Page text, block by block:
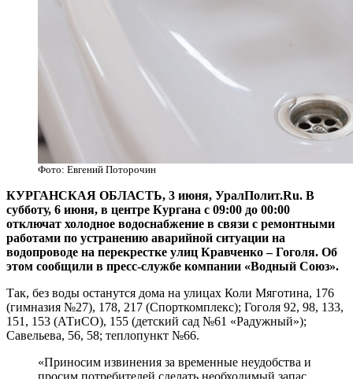
Фото: Евгений Поторочин
КУРГАНСКАЯ ОБЛАСТЬ, 3 июня, УралПолит.Ru. В
субботу, 6 июня, в центре Кургана с 09:00 до 00:00
отключат холодное водоснабжение в связи с ремонтными
работами по устранению аварийной ситуации на
водопроводе на перекрестке улиц Кравченко – Гоголя. Об
этом сообщили в пресс-службе компании «Водный Союз».
Так, без воды останутся дома на улицах Коли Мяготина, 176
(гимназия №27), 178, 217 (Спорткомплекс); Гоголя 92, 98, 133,
151, 153 (АТиСО), 155 (детский сад №61 «Радужный»);
Савельева, 56, 58; теплопункт №66.
«Приносим извинения за временные неудобства и